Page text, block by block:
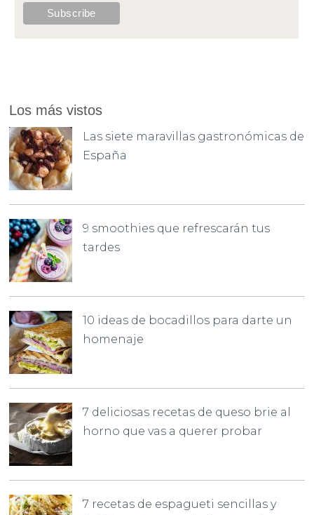
Los más vistos
Las siete maravillas gastronómicas de
España
9 smoothies que refrescarán tus
tardes
10 ideas de bocadillos para darte un
homenaje
7 deliciosas recetas de queso brie al
horno que vas a querer probar
7 recetas de espagueti sencillas y